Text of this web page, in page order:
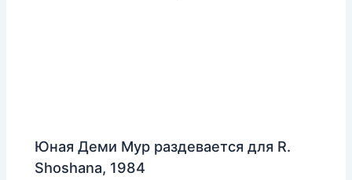
Юная Деми Мур раздевается для R.
Shoshana, 1984